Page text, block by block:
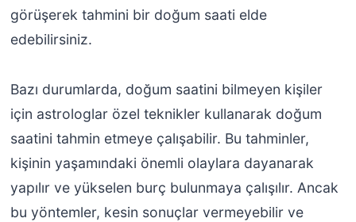
görüşerek tahmini bir doğum saati elde
edebilirsiniz.
Bazı durumlarda, doğum saatini bilmeyen kişiler
için astrologlar özel teknikler kullanarak doğum
saatini tahmin etmeye çalışabilir. Bu tahminler,
kişinin yaşamındaki önemli olaylara dayanarak
yapılır ve yükselen burç bulunmaya çalışılır. Ancak
bu yöntemler, kesin sonuçlar vermeyebilir ve